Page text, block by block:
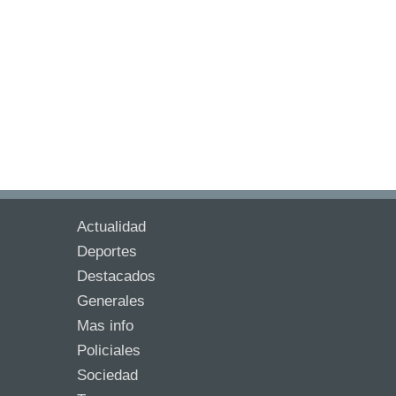
Actualidad
Deportes
Destacados
Generales
Mas info
Policiales
Sociedad